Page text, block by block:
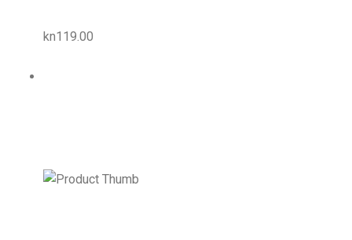
kn119.00